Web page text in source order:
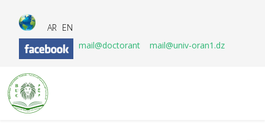
AR EN
mail@doctorant
mail@univ-oran1.dz